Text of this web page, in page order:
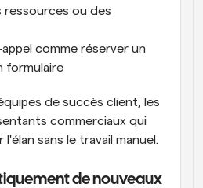
ressources ou des
comme réserver un
formulaire
de succès client, les
commerciaux qui
sans le travail manuel.
de nouveaux